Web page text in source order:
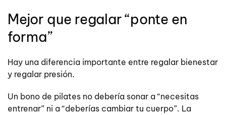
Mejor que regalar “ponte en
forma”
Hay una diferencia importante entre regalar bienestar
y regalar presión.
Un bono de pilates no debería sonar a “necesitas
entrenar” ni a “deberías cambiar tu cuerpo”. La